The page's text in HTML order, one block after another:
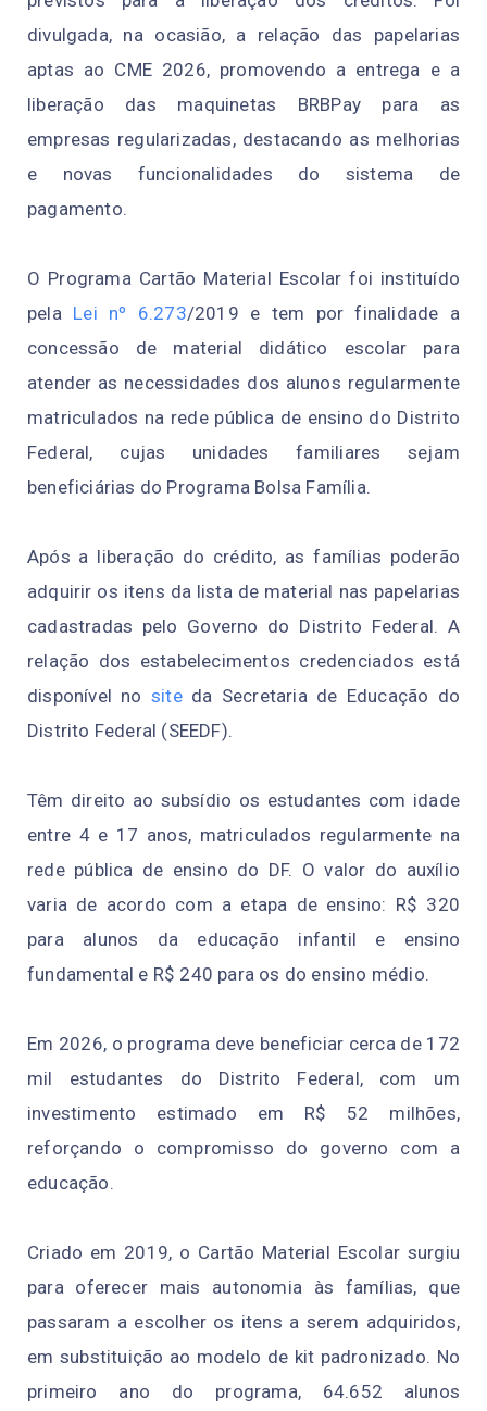
divulgada, na ocasião, a relação das papelarias
aptas ao CME 2026, promovendo a entrega e a
liberação das maquinetas BRBPay para as
empresas regularizadas, destacando as melhorias
e novas funcionalidades do sistema de
pagamento.
O Programa Cartão Material Escolar foi instituído
pela Lei nº 6.273/2019 e tem por finalidade a
concessão de material didático escolar para
atender as necessidades dos alunos regularmente
matriculados na rede pública de ensino do Distrito
Federal, cujas unidades familiares sejam
beneficiárias do Programa Bolsa Família.
Após a liberação do crédito, as famílias poderão
adquirir os itens da lista de material nas papelarias
cadastradas pelo Governo do Distrito Federal. A
relação dos estabelecimentos credenciados está
disponível no site da Secretaria de Educação do
Distrito Federal (SEEDF).
Têm direito ao subsídio os estudantes com idade
entre 4 e 17 anos, matriculados regularmente na
rede pública de ensino do DF. O valor do auxílio
varia de acordo com a etapa de ensino: R$ 320
para alunos da educação infantil e ensino
fundamental e R$ 240 para os do ensino médio.
Em 2026, o programa deve beneficiar cerca de 172
mil estudantes do Distrito Federal, com um
investimento estimado em R$ 52 milhões,
reforçando o compromisso do governo com a
educação.
Criado em 2019, o Cartão Material Escolar surgiu
para oferecer mais autonomia às famílias, que
passaram a escolher os itens a serem adquiridos,
em substituição ao modelo de kit padronizado. No
primeiro ano do programa, 64.652 alunos